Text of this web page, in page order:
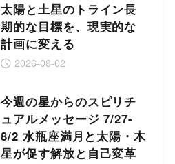
太陽と土星のトライン長
期的な目標を、現実的な
計画に変える
2026-08-02
今週の星からのスピリチ
ュアルメッセージ 7/27-
8/2 水瓶座満月と太陽・木
星が促す解放と自己変革